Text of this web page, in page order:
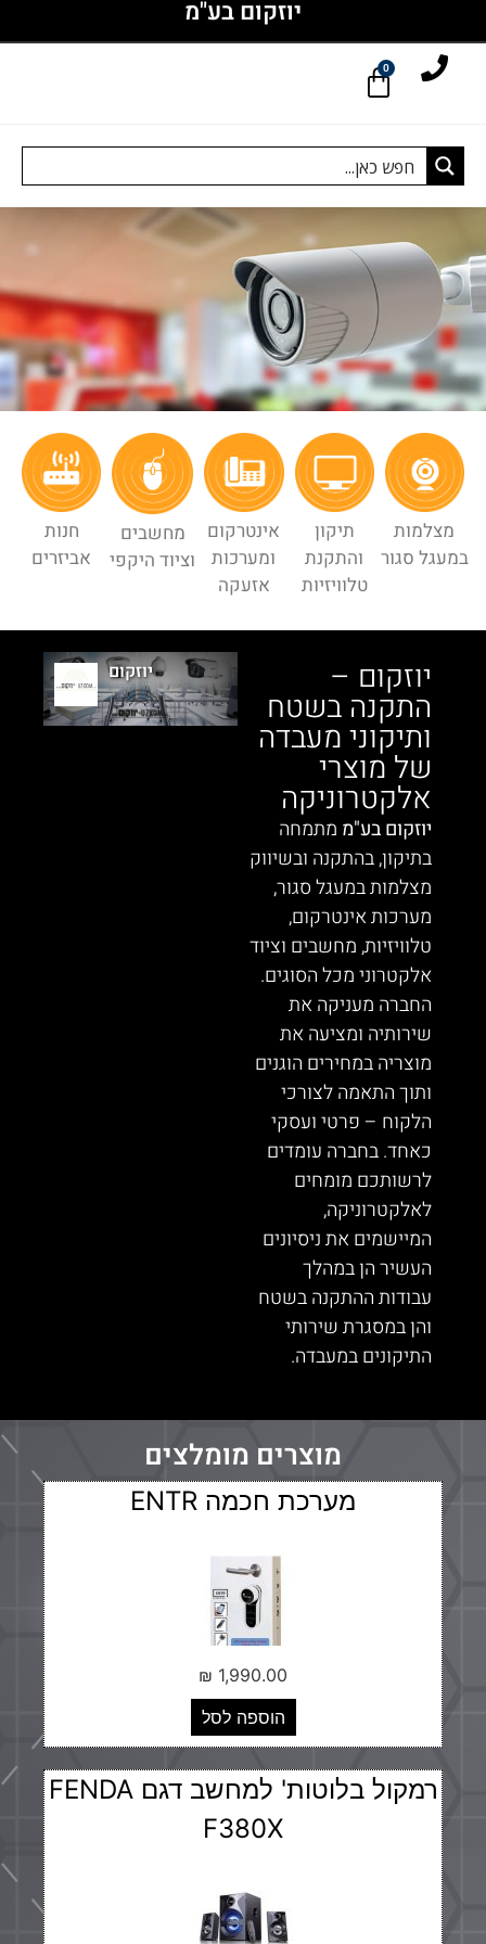
יוזקום בע"מ
0
חנות
אביזרים
מחשבים
וציוד היקפי
אינטרקום
ומערכות
אזעקה
תיקון
והתקנת
טלוויזיות
מצלמות
במעגל סגור
יוזקום יוזקום –
התקנה בשטח
ותיקוני מעבדה
של מוצרי
אלקטרוניקה
יוזקום בע"מ מתמחה
בתיקון, בהתקנה ובשיווק
מצלמות במעגל סגור,
מערכות אינטרקום,
טלוויזיות, מחשבים וציוד
אלקטרוני מכל הסוגים.
החברה מעניקה את
שירותיה ומציעה את
מוצריה במחירים הוגנים
ותוך התאמה לצורכי
הלקוח – פרטי ועסקי
כאחד. בחברה עומדים
לרשותכם מומחים
לאלקטרוניקה,
המיישמים את ניסיונים
העשיר הן במהלך
עבודות ההתקנה בשטח
והן במסגרת שירותי
התיקונים במעבדה.
מוצרים מומלצים
מערכת חכמה ENTR
1,990.00
₪
הוספה לסל
רמקול בלוטות' למחשב דגם FENDA
F380X